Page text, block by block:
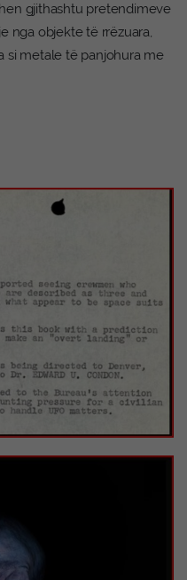
gjithashtu pretendimeve
nga objekte të rrëzuara,
si metale të panjohura me